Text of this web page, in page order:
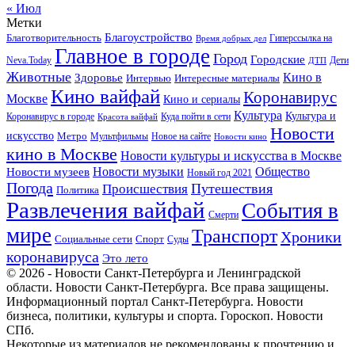
« Июл
Метки
Благотворительность Благоустройство Время добрых дел Гиперссылка на
Neva.Today Главное в городе Город Городские ДТП Дети
Животные Здоровье Интервью Интересные материалы Кино в
Москве Кино вайфай Кино и сериалы Коронавирус
Коронавирус в городе Красота вайфай Куда пойти в сети Культура Культура и
искусство Метро Мультфильмы Новое на сайте Новости кино Новости
кино в Москве Новости культуры и искусства в Москве
Новости музеев Новости музыки Новый год 2021 Общество
Погода Политика Происшествия Путешествия
Развлечения вайфай Смерти События в
мире Социальные сети Спорт Суды Транспорт Хроники
коронавируса Это лето
© 2026 - Новости Санкт-Петербурга и Ленинградской
области. Новости Санкт-Петербурга. Все права защищены.
Информационный портал Санкт-Петербурга. Новости
бизнеса, политики, культуры и спорта. Гороскоп. Новости
СПб.
Некоторые из материалов не рекомендованы к прочтению и